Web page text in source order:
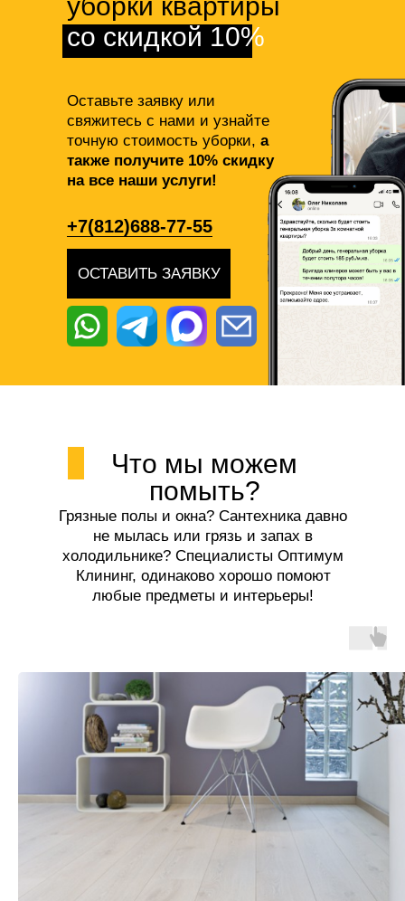
Оставьте заявку или
свяжитесь с нами и узнайте
точную стоимость уборки, а
также получите 10% скидку
на все наши услуги!
со скидкой 10%
ОСТАВИТЬ ЗАЯВКУ
+7(812)688-77-55
Что мы можем
помыть?
Грязные полы и окна? Сантехника давно
не мылась или грязь и запах в
холодильнике? Специалисты Оптимум
Клининг, одинаково хорошо помоют
любые предметы и интерьеры!